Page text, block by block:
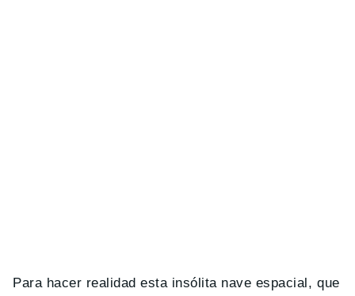
Para hacer realidad esta insólita nave espacial, que